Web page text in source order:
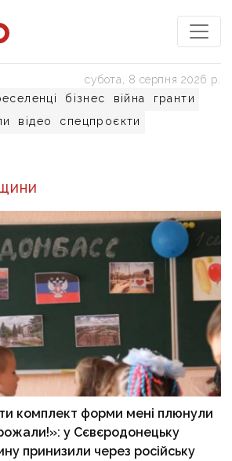
бізнес війна
гранти
відео спецпроєкти
субота, 8 серпня 2026 р.
комплект форми мені плюнули
у Сєвєродонецьку
принизили через російську